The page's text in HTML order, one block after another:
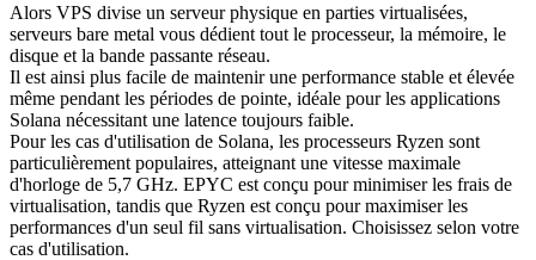
Alors VPS divise un serveur physique en parties virtualisées,
serveurs bare metal vous dédient tout le processeur, la mémoire, le
disque et la bande passante réseau.
Il est ainsi plus facile de maintenir une performance stable et élevée
même pendant les périodes de pointe, idéale pour les applications
Solana nécessitant une latence toujours faible.
Pour les cas d'utilisation de Solana, les processeurs Ryzen sont
particulièrement populaires, atteignant une vitesse maximale
d'horloge de 5,7 GHz. EPYC est conçu pour minimiser les frais de
virtualisation, tandis que Ryzen est conçu pour maximiser les
performances d'un seul fil sans virtualisation. Choisissez selon votre
cas d'utilisation.